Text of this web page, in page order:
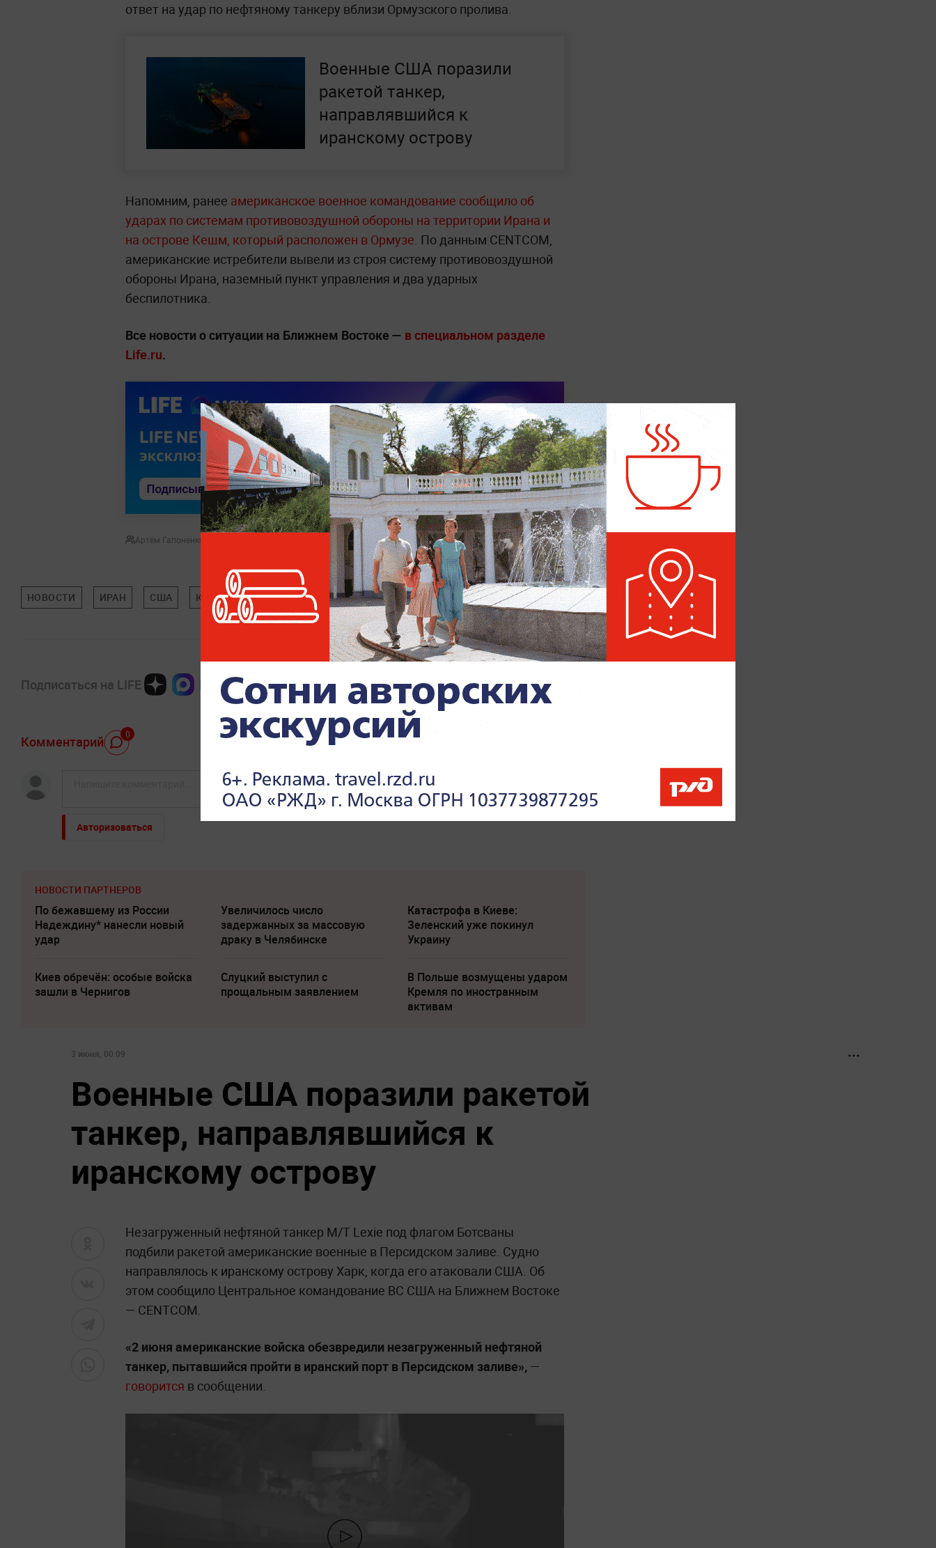
ответ на удар по нефтяному танкеру вблизи Ормузского пролива.
Военные США поразили
ракетой танкер,
направлявшийся к
иранскому острову
Напомним, ранее американское военное командование сообщило об
ударах по системам противовоздушной обороны на территории Ирана и
на острове Кешм, который расположен в Ормузе. По данным CENTCOM,
американские истребители вывели из строя систему противовоздушной
обороны Ирана, наземный пункт управления и два ударных
беспилотника.
Все новости о ситуации на Ближнем Востоке — в специальном разделе
Life.ru.
Артём Гапоненко
НОВОСТИ ИРАН США КУВЕЙТ ВОЙНА НА БЛИЖНЕМ ВОСТОКЕ БАХРЕЙН МИРОВАЯ ПОЛИТИКА ПОЛИТИКА
Подписаться на LIFE
Комментарий 0
Авторизоваться
НОВОСТИ ПАРТНЕРОВ
По бежавшему из России
Надеждину* нанесли новый
удар
Увеличилось число
задержанных за массовую
драку в Челябинске
Катастрофа в Киеве:
Зеленский уже покинул
Украину
Киев обречён: особые войска
зашли в Чернигов
Слуцкий выступил с
прощальным заявлением
В Польше возмущены ударом
Кремля по иностранным
активам
3 июня, 00:09
Военные США поразили ракетой
танкер, направлявшийся к
иранскому острову
Незагруженный нефтяной танкер M/T Lexie под флагом Ботсваны
подбили ракетой американские военные в Персидском заливе. Судно
направлялось к иранскому острову Харк, когда его атаковали США. Об
этом сообщило Центральное командование ВС США на Ближнем Востоке
— CENTCOM.
«2 июня американские войска обезвредили незагруженный нефтяной
танкер, пытавшийся пройти в иранский порт в Персидском заливе», —
говорится в сообщении.